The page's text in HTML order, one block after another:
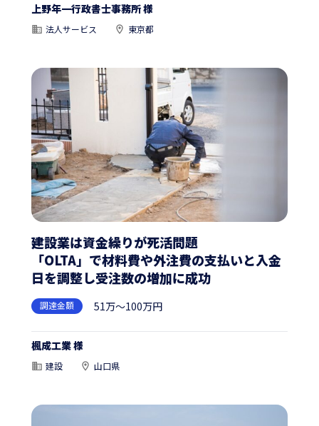
上野年一行政書士事務所 様
法人サービス 東京都
建設業は資金繰りが死活問題
「OLTA」で材料費や外注費の支払いと入金
日を調整し受注数の増加に成功
調達金額 51万～100万円
楓成工業 様
建設 山口県